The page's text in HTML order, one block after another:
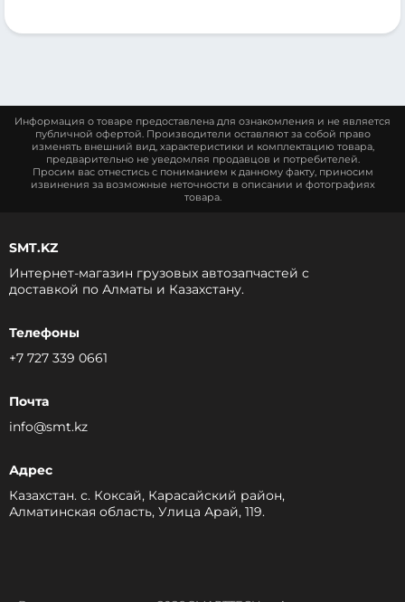
Информация о товаре предоставлена для ознакомления и не является
публичной офертой. Производители оставляют за собой право
изменять внешний вид, характеристики и комплектацию товара,
предварительно не уведомляя продавцов и потребителей.
Просим вас отнестись с пониманием к данному факту, приносим
извинения за возможные неточности в описании и фотографиях
товара.
SMT.KZ
Интернет-магазин грузовых автозапчастей c
доставкой по Алматы и Казахстану.
Телефоны
+7 727 339 0661
Почта
info@smt.kz
Адрес
Казахстан. с. Коксай, Карасайский район,
Алматинская область, Улица Арай, 119.